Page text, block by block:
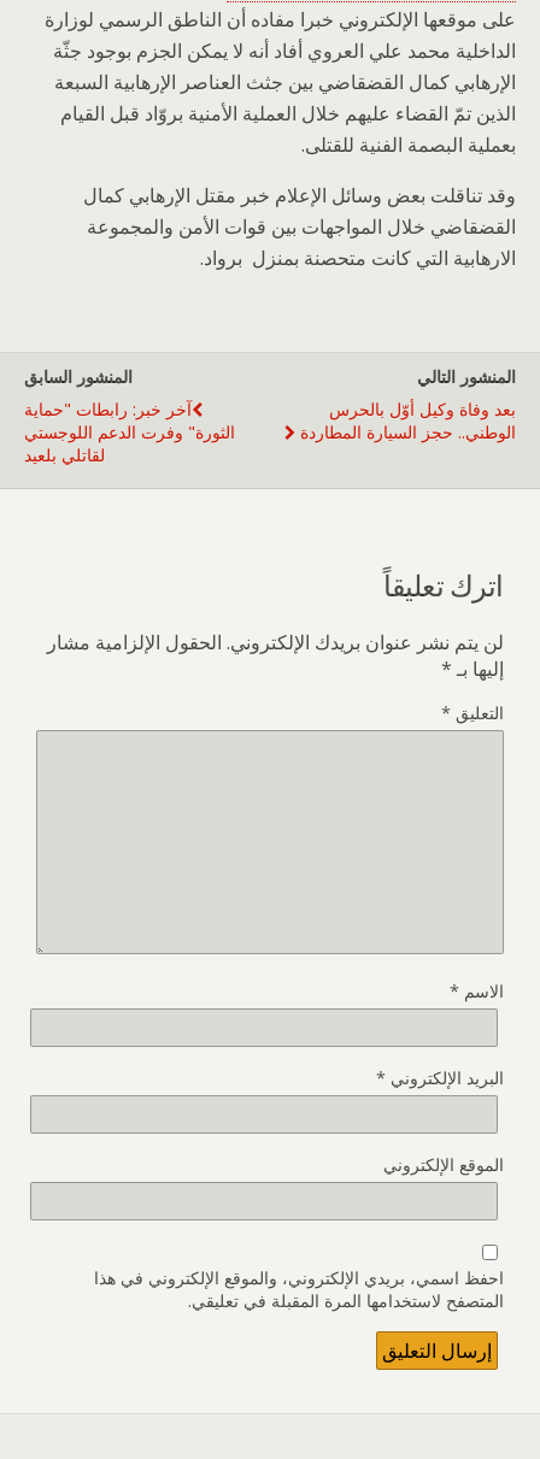
على موقعها الإلكتروني خبرا مفاده أن الناطق الرسمي لوزارة
الداخلية محمد علي العروي أفاد أنه لا يمكن الجزم بوجود جثّة
الإرهابي كمال القضقاضي بين جثث العناصر الإرهابية السبعة
الذين تمّ القضاء عليهم خلال العملية الأمنية بروّاد قبل القيام
بعملية البصمة الفنية للقتلى.
وقد تناقلت بعض وسائل الإعلام خبر مقتل الإرهابي كمال
القضقاضي خلال المواجهات بين قوات الأمن والمجموعة
الارهابية التي كانت متحصنة بمنزل برواد.
المنشور السابق
آخر خبر: رابطات "حماية
الثورة" وفرت الدعم اللوجستي
لقاتلي بلعيد
المنشور التالي
بعد وفاة وكيل أوّل بالحرس
الوطني.. حجز السيارة المطاردة
اترك تعليقاً
لن يتم نشر عنوان بريدك الإلكتروني. الحقول الإلزامية مشار
إليها بـ*
التعليق *
الاسم *
البريد الإلكتروني *
الموقع الإلكتروني
احفظ اسمي، بريدي الإلكتروني، والموقع الإلكتروني في هذا
المتصفح لاستخدامها المرة المقبلة في تعليقي.